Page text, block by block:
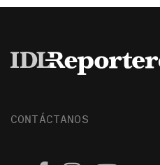
CONTÁCTANOS